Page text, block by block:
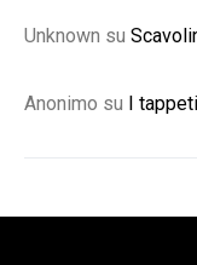
Unknown su
Anonimo su I